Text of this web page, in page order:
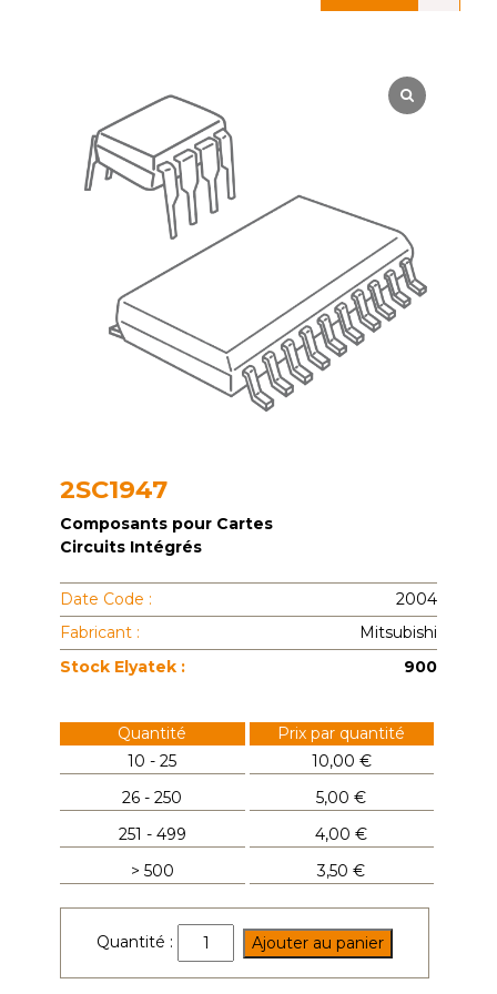
2SC1947
Composants pour Cartes
Circuits Intégrés
Date Code :
2004
Fabricant :
Mitsubishi
Stock Elyatek :
900
Quantité
Prix par quantité
10 - 25
10,00 €
26 - 250
5,00 €
251 - 499
4,00 €
> 500
3,50 €
Quantité :
quantité
de
Ajouter au panier